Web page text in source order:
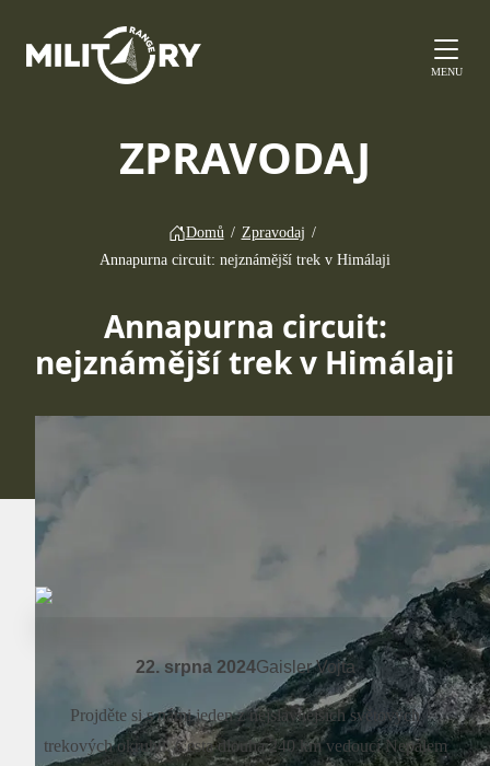
MENU
ZPRAVODAJ
Domů / Zpravodaj /
Annapurna circuit: nejznámější trek v Himálaji
Annapurna circuit:
nejznámější trek v Himálaji
22. srpna 2024Gaisler Vojta
Projděte si s námi jeden z nejslavnějších světových
trekových okruhů. Cesta dlouhá 240 km vedoucí Nepálem